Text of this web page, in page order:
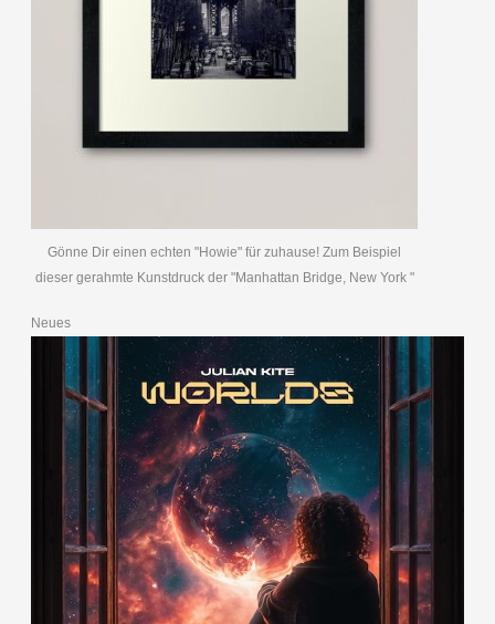
Gönne Dir einen echten "Howie" für zuhause! Zum Beispiel
dieser gerahmte Kunstdruck der "Manhattan Bridge, New York "
Neues